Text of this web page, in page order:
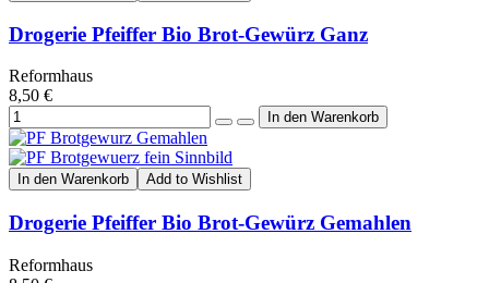
Drogerie Pfeiffer Bio Brot-Gewürz Ganz
Reformhaus
8,50 €
In den Warenkorb Add to Wishlist
Drogerie Pfeiffer Bio Brot-Gewürz Gemahlen
Reformhaus